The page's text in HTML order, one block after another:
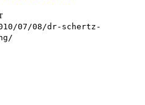
07/08/dr-schertz-